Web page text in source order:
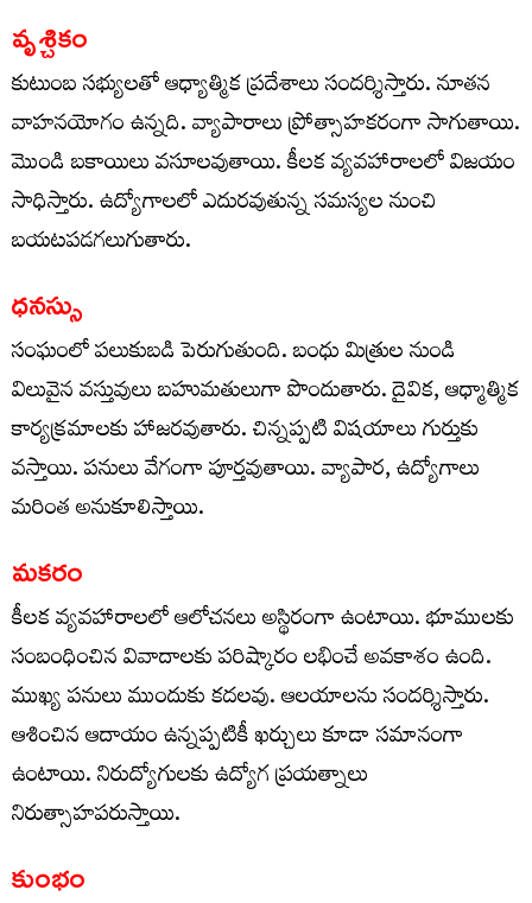
వృశ్చికం
కుటుంబ సభ్యులతో ఆధ్యాత్మిక ప్రదేశాలు సందర్శిస్తారు. నూతన
వాహనయోగం ఉన్నది. వ్యాపారాలు ప్రోత్సాహకరంగా సాగుతాయి.
మొండి బకాయిలు వసూలవుతాయి. కీలక వ్యవహారాలలో విజయం
సాధిస్తారు. ఉద్యోగాలలో ఎదురవుతున్న సమస్యల నుంచి
బయటపడగలుగుతారు.
ధనస్సు
సంఘంలో పలుకుబడి పెరుగుతుంది. బంధు మిత్రుల నుండి
విలువైన వస్తువులు బహుమతులుగా పొందుతారు. దైవిక, ఆధ్మాత్మిక
కార్యక్రమాలకు హాజరవుతారు. చిన్నప్పటి విషయాలు గుర్తుకు
వస్తాయి. పనులు వేగంగా పూర్తవుతాయి. వ్యాపార, ఉద్యోగాలు
మరింత అనుకూలిస్తాయి.
మకరం
కీలక వ్యవహారాలలో ఆలోచనలు అస్థిరంగా ఉంటాయి. భూములకు
సంబంధించిన వివాదాలకు పరిష్కారం లభించే అవకాశం ఉంది.
ముఖ్య పనులు ముందుకు కదలవు. ఆలయాలను సందర్శిస్తారు.
ఆశించిన ఆదాయం ఉన్నప్పటికీ ఖర్చులు కూడా సమానంగా
ఉంటాయి. నిరుద్యోగులకు ఉద్యోగ ప్రయత్నాలు
నిరుత్సాహపరుస్తాయి.
కుంభం